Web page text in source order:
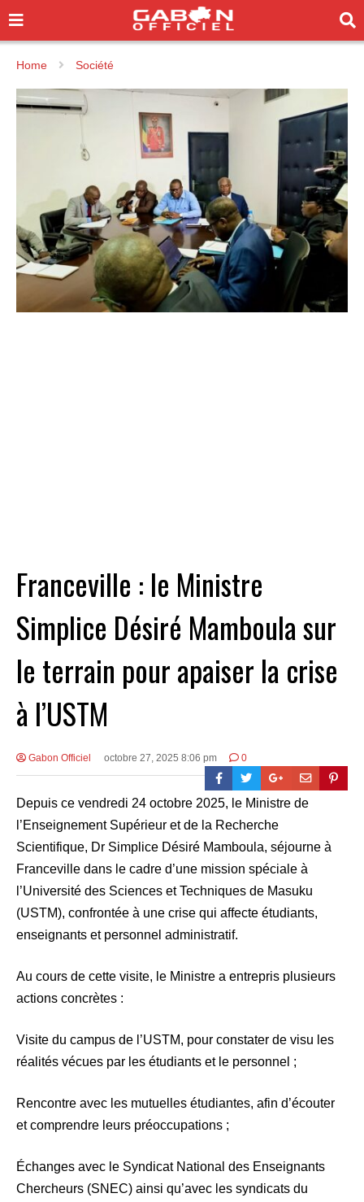
Home Société
Franceville : le Ministre
Simplice Désiré Mamboula sur
le terrain pour apaiser la crise
à l’USTM
Gabon Officiel octobre 27, 2025 8:06 pm 0
Depuis ce vendredi 24 octobre 2025, le Ministre de
l’Enseignement Supérieur et de la Recherche
Scientifique, Dr Simplice Désiré Mamboula, séjourne à
Franceville dans le cadre d’une mission spéciale à
l’Université des Sciences et Techniques de Masuku
(USTM), confrontée à une crise qui affecte étudiants,
enseignants et personnel administratif.
Au cours de cette visite, le Ministre a entrepris plusieurs
actions concrètes :
Visite du campus de l’USTM, pour constater de visu les
réalités vécues par les étudiants et le personnel ;
Rencontre avec les mutuelles étudiantes, afin d’écouter
et comprendre leurs préoccupations ;
Échanges avec le Syndicat National des Enseignants
Chercheurs (SNEC) ainsi qu’avec les syndicats du